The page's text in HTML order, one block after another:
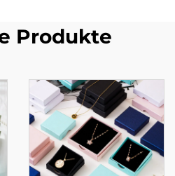
Produkte